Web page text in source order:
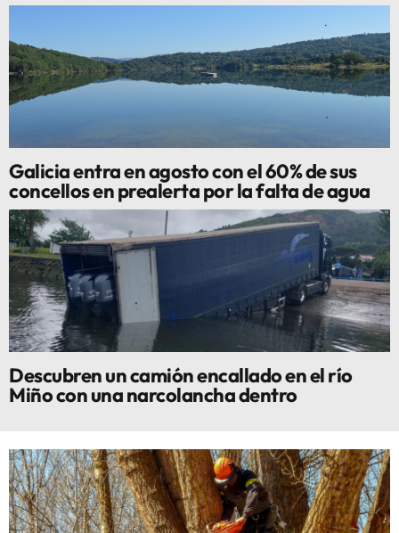
Galicia entra en agosto con el 60% de sus
concellos en prealerta por la falta de agua
Descubren un camión encallado en el río
Miño con una narcolancha dentro